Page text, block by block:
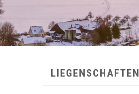
SUBNAVIGATION
LIEGENSCHAFTEN